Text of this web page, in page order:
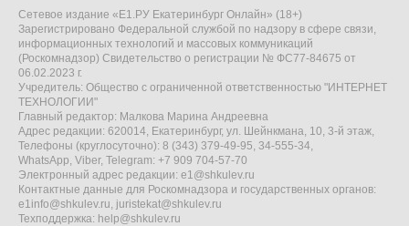
Сетевое издание «Е1.РУ Екатеринбург Онлайн» (18+)
Зарегистрировано Федеральной службой по надзору в сфере связи,
информационных технологий и массовых коммуникаций
(Роскомнадзор) Свидетельство о регистрации № ФС77-84675 от
06.02.2023 г.
Учредитель: Общество с ограниченной ответственностью "ИНТЕРНЕТ
ТЕХНОЛОГИИ"
Главный редактор: Малкова Марина Андреевна
Адрес редакции: 620014, Екатеринбург, ул. Шейнкмана, 10, 3-й этаж,
Телефоны (круглосуточно): 8 (343) 379-49-95, 34-555-34,
WhatsApp, Viber, Telegram: +7 909 704-57-70
Электронный адрес редакции: e1@shkulev.ru
Контактные данные для Роскомнадзора и государственных органов:
e1info@shkulev.ru, juristekat@shkulev.ru
Техподдержка: help@shkulev.ru